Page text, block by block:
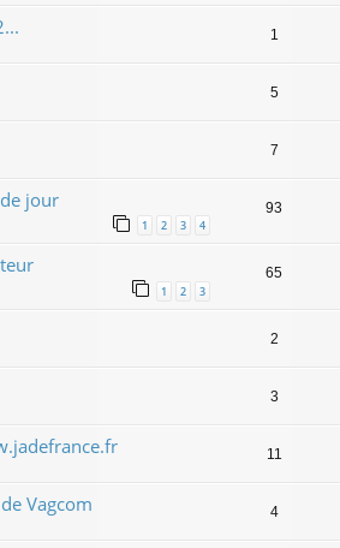
1
5
7
jour
1 2 3 4
93
1 2 3
65
2
3
11
Vagcom 4